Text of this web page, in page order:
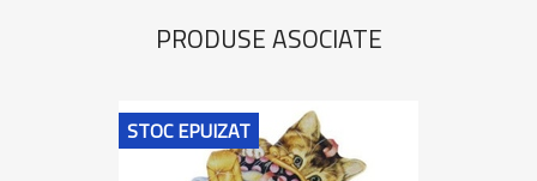
PRODUSE ASOCIATE
STOC EPUIZAT